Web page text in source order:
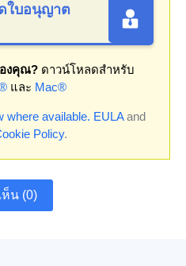
ใบอนุญาต
งคุณ?ดาวน์โหลดสำหรับ
และ Mac®
where available. EULAand
Policy.
น (0)